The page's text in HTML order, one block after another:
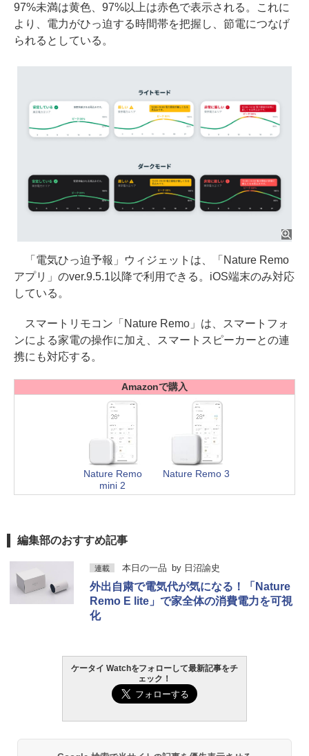
97%未満は黄色、97%以上は赤色で表示される。これに
より、電力がひっ迫する時間帯を把握し、節電につなげ
られるとしている。
「電気ひっ迫予報」ウィジェットは、「Nature Remo
アプリ」のver.9.5.1以降で利用できる。iOS端末のみ対応
している。
スマートリモコン「Nature Remo」は、スマートフォ
ンによる家電の操作に加え、スマートスピーカーとの連
携にも対応する。
Amazonで購入
Nature Remo
mini 2
Nature Remo 3
編集部のおすすめ記事
連載 本日の一品 by 日沼諭史
外出自粛で電気代が気になる！「Nature
Remo E lite」で家全体の消費電力を可視
化
ケータイ Watchをフォローして最新記事をチ
ェック！